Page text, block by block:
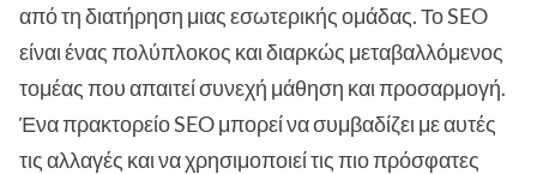
από τη διατήρηση μιας εσωτερικής ομάδας. Το SEO
είναι ένας πολύπλοκος και διαρκώς μεταβαλλόμενος
τομέας που απαιτεί συνεχή μάθηση και προσαρμογή.
Ένα πρακτορείο SEO μπορεί να συμβαδίζει με αυτές
τις αλλαγές και να χρησιμοποιεί τις πιο πρόσφατες